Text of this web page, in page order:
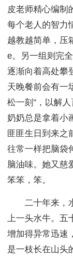
皮老师精心编制
每个老人的智力
越教越简单，压
e。另一组则完
逐渐向着高处攀
天晚餐前会有一
松一刻”，以解
奶奶总是拿着小
匪匪生日到来之
往常一样把脑袋
脑油味。她又慈
笨笨，笨。
二十年来，
上一头水牛。五
增加得异常迅速
是一枝长在山头